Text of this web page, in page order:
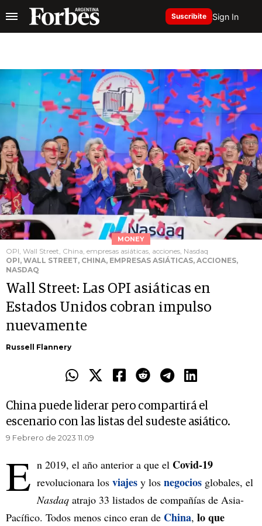
Suscribite Sign In
MONEY
OPI, Wall Street, China, empresas asiáticas, acciones, Nasdaq
OPI, WALL STREET, CHINA, EMPRESAS ASIÁTICAS, ACCIONES,
NASDAQ
Wall Street: Las OPI asiáticas en
Estados Unidos cobran impulso
nuevamente
Russell Flannery
China puede liderar pero compartirá el
escenario con las listas del sudeste asiático.
9 Febrero de 2023 11.09
E n 2019, el año anterior a que el Covid-19
revolucionara los viajes y los negocios globales, el
Nasdaq atrajo 33 listados de compañías de Asia-
Pacífico. Todos menos cinco eran de China, lo que